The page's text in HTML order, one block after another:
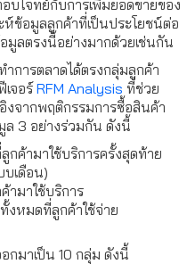
โจทย์กับการเพิ่มยอดขายของ
ห์ข้อมูลลูกค้าที่เป็นประโยชน์ต่อ
มูลตรงนี้อย่างมากด้วยเช่นกัน
ารตลาดได้ตรงกลุ่มลูกค้า
เจอร์RFM Analysis ที่ช่วย
งจากพฤติกรรมการซื้อสินค้า
ล 3 อย่างร่วมกัน ดังนี้
กค้ามาใช้บริการครั้งสุดท้าย
บเดือน)
ามาใช้บริการ
งหมดที่ลูกค้าใช้จ่าย
กมาเป็น 10 กลุ่ม ดังนี้